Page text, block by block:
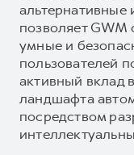
альтернативные
позволяет GWM
умные и
пользователей
активный вклад
ландшафта
посредством